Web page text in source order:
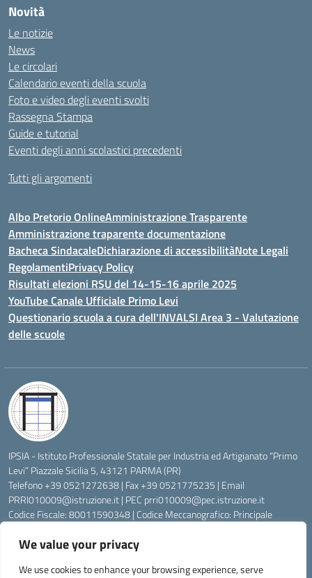
We value your privacy
We use cookies to enhance your browsing experience, serve
Novità
Le notizie
News
Le circolari
Calendario eventi della scuola
Foto e video degli eventi svolti
Rassegna Stampa
Guide e tutorial
Eventi degli anni scolastici precedenti
Tutti gli argomenti
Albo Pretorio OnlineAmministrazione Trasparente
Amministrazione traparente documentazione
Bacheca SindacaleDichiarazione di accessibilitàNote Legali
RegolamentiPrivacy Policy
Risultati elezioni RSU del 14-15-16 aprile 2025
YouTube Canale Ufficiale Primo Levi
Questionario scuola a cura dell'INVALSI Area 3 - Valutazione
delle scuole
IPSIA - Istituto Professionale Statale per Industria ed Artigianato “Primo
Levi” Piazzale Sicilia 5, 43121 PARMA (PR)
Telefono +39 0521272638 | Fax +39 0521775235 | Email
PRRI010009@istruzione.it| PEC prri010009@pec.istruzione.it
Codice Fiscale: 80011590348 | Codice Meccanografico: Principale
Codice Univoco di Fatturazione: UFW76E | Codice Ente Tesoreria:
Corrente Postale N.: 00222430